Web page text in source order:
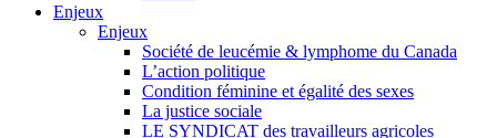
Enjeux
Enjeux
Société de leucémie & lymphome du Canada
L’action politique
Condition féminine et égalité des sexes
La justice sociale
LE SYNDICAT des travailleurs agricoles